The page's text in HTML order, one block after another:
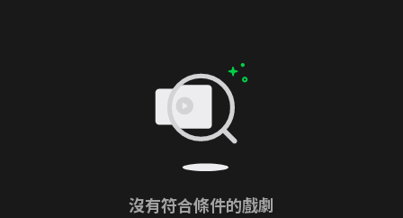
沒有符合條件的戲劇